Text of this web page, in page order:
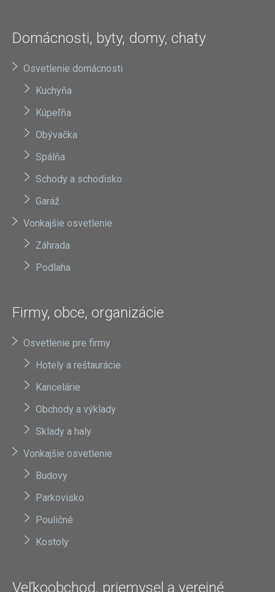
Domácnosti, byty, domy, chaty
Osvetlenie domácnosti
Kuchyňa
Kúpeľňa
Obývačka
Spálňa
Schody a schodisko
Garáž
Vonkajšie osvetlenie
Záhrada
Podlaha
Firmy, obce, organizácie
Osvetlenie pre firmy
Hotely a reštaurácie
Kancelárie
Obchody a výklady
Sklady a haly
Vonkajšie osvetlenie
Budovy
Parkovisko
Pouličné
Kostoly
Veľkoobchod, priemysel a verejné